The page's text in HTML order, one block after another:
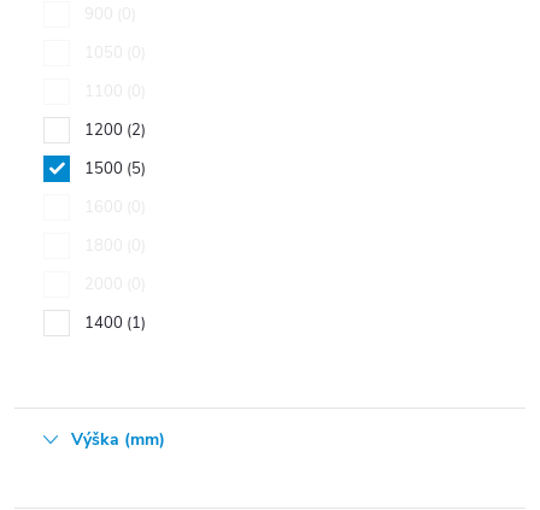
900
0
1050
0
1100
0
1200 2
1500 5
1600
0
1800
0
2000
0
1400 1
Výška (mm)